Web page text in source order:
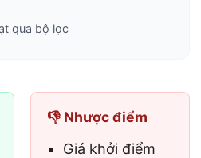
qua bộ lọc
👎 Nhược điểm
Giá khởi điểm